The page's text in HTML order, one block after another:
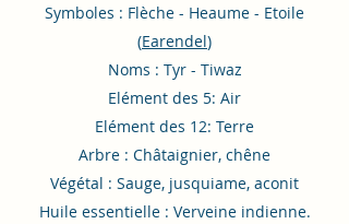
Symboles : Flèche - Heaume - Etoile
(Earendel)
Noms : Tyr - Tiwaz
Elément des 5: Air
Elément des 12: Terre
Arbre : Châtaignier, chêne
Végétal : Sauge, jusquiame, aconit
Huile essentielle : Verveine indienne.